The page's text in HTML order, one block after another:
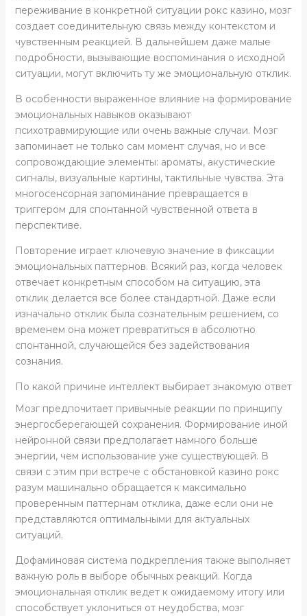
переживание в конкретной ситуации рокс казино, мозг
создает соединительную связь между контекстом и
чувственным реакцией. В дальнейшем даже малые
подробности, вызывающие воспоминания о исходной
ситуации, могут включить ту же эмоциональную отклик.
В особенности выраженное влияние на формирование
эмоциональных навыков оказывают
психотравмирующие или очень важные случаи. Мозг
запоминает не только сам момент случая, но и все
сопровождающие элементы: ароматы, акустические
сигналы, визуальные картины, тактильные чувства. Эта
многосенсорная запоминание превращается в
триггером для спонтанной чувственной ответа в
перспективе.
Повторение играет ключевую значение в фиксации
эмоциональных паттернов. Всякий раз, когда человек
отвечает конкретным способом на ситуацию, эта
отклик делается все более стандартной. Даже если
изначально отклик была сознательным решением, со
временем она может превратиться в абсолютно
спонтанной, случающейся без задействования
сознания.
По какой причине интеллект выбирает знакомую ответ
Мозг предпочитает привычные реакции по принципу
энергосберегающей сохранения. Формирование иной
нейронной связи предполагает намного больше
энергии, чем использование уже существующей. В
связи с этим при встрече с обстановкой казино рокс
разум машинально обращается к максимально
проверенным паттернам отклика, даже если они не
представляются оптимальными для актуальных
ситуаций.
Дофаминовая система подкрепления также выполняет
важную роль в выборе обычных реакций. Когда
эмоциональная отклик ведет к ожидаемому итогу или
способствует уклониться от неудобства, мозг